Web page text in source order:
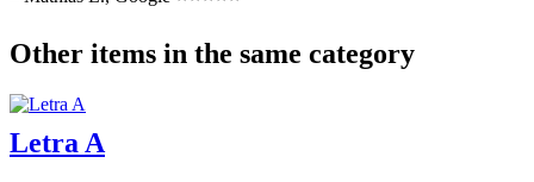
Other items in the same category
Letra A